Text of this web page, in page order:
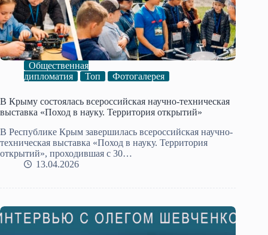
Общественная
дипломатия
Топ Фотогалерея
В Крыму состоялась всероссийская научно-техническая
выставка «Поход в науку. Территория открытий»
В Республике Крым завершилась всероссийская научно-
техническая выставка «Поход в науку. Территория
открытий», проходившая с 30…
13.04.2026